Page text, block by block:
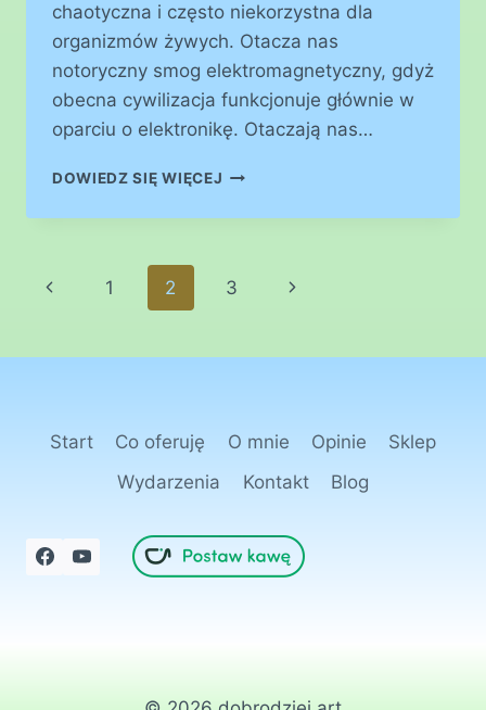
chaotyczna i często niekorzystna dla
organizmów żywych. Otacza nas
notoryczny smog elektromagnetyczny, gdyż
obecna cywilizacja funkcjonuje głównie w
oparciu o elektronikę. Otaczają nas…
DOWIEDZ SIĘ WIĘCEJ JAK
I
Nawigacja
Poprzednia
1 2 3
Następna
Start Co oferuję O mnie Opinie
Sklep
Wydarzenia
Kontakt Blog